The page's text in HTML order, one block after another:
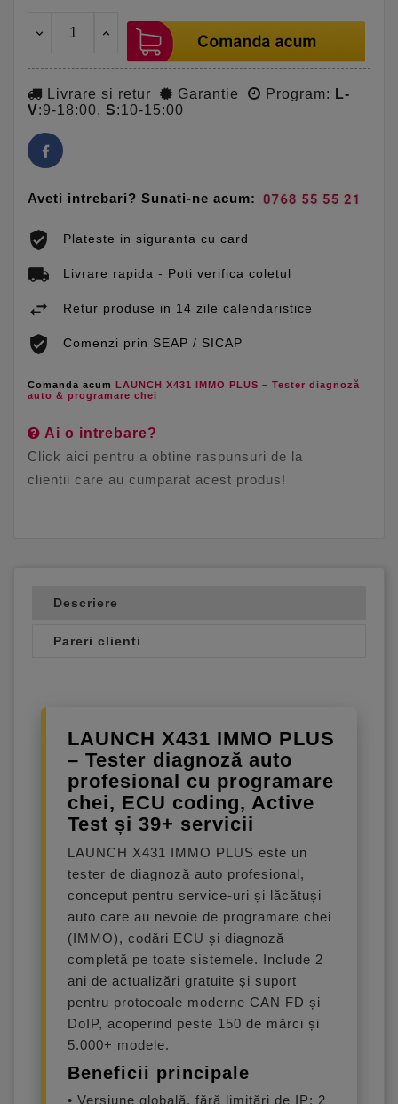
Livrare si retur Garantie Program: L-
V:9-18:00, S:10-15:00
Aveti intrebari? Sunati-ne acum:
Plateste in siguranta cu card
Livrare rapida - Poti verifica coletul
Retur produse in 14 zile calendaristice
Comenzi prin SEAP / SICAP
Comanda acum LAUNCH X431 IMMO PLUS – Tester diagnoză
auto & programare chei
Ai o intrebare?
Click aici pentru a obtine raspunsuri de la
clientii care au cumparat acest produs!
Descriere
Pareri clienti
LAUNCH X431 IMMO PLUS
– Tester diagnoză auto
profesional cu programare
chei, ECU coding, Active
Test și 39+ servicii
LAUNCH X431 IMMO PLUS este un
tester de diagnoză auto profesional,
conceput pentru service-uri și lăcătuși
auto care au nevoie de programare chei
(IMMO), codări ECU și diagnoză
completă pe toate sistemele. Include 2
ani de actualizări gratuite și suport
pentru protocoale moderne CAN FD și
DoIP, acoperind peste 150 de mărci și
5.000+ modele.
Beneficii principale
• Versiune globală, fără limitări de IP; 2